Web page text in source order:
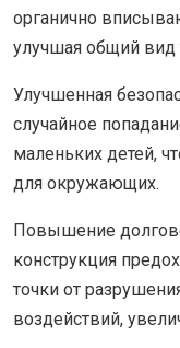
органично
улучшая общий вид
Улучшенная
случайное
маленьких детей,
для окружающих.
Повышение
конструкция
точки от
воздействий,